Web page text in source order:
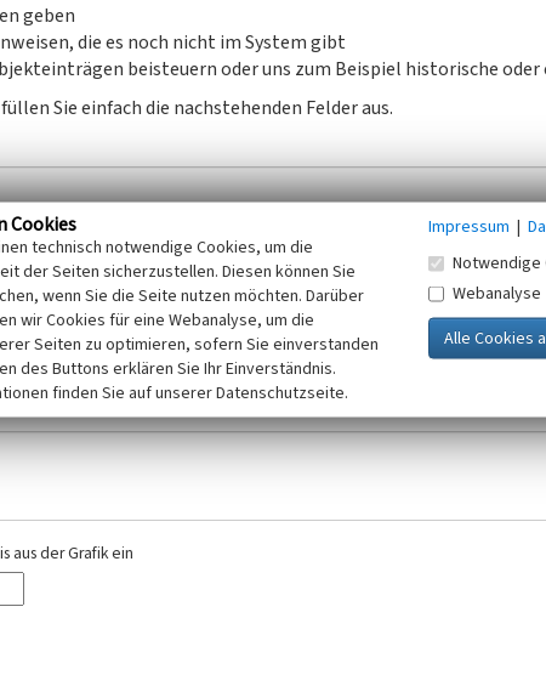
geben
die es noch nicht im System gibt
beisteuern oder uns zum Beispiel historische oder
Sie einfach die nachstehenden Felder aus.
Mail-Adresse. Ihre Angaben werden ausschließlich im Rahmen der KuLaDig-
des Telemediengesetzes, des Datenschutzgesetzes NRW und der seit
beachten Sie bitte unsere Hinweise zumDatenschutz
aus der Grafik ein
Cookies
technisch notwendige Cookies, um die
der Seiten sicherzustellen. Diesen können Sie
wenn Sie die Seite nutzen möchten. Darüber
wir Cookies für eine Webanalyse, um die
Seiten zu optimieren, sofern Sie einverstanden
des Buttons erklären Sie Ihr Einverständnis.
finden Sie auf unserer Datenschutzseite.
Impressum |
Notwendige
Webanalyse